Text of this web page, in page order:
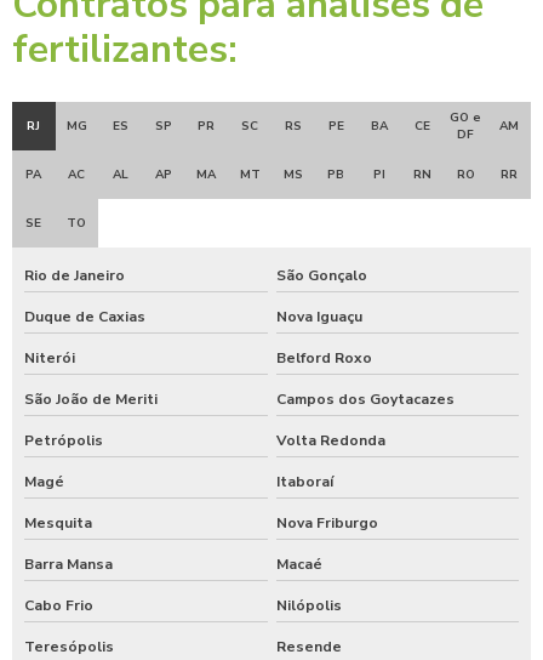
fertilizantes:
RJ MG ES SP PR SC RS PE BA CE
GO e
DF
AM
PA AC AL AP MA MT MS PB PI RN RO RR
SE TO
Rio de Janeiro São Gonçalo
Duque de Caxias Nova Iguaçu
Niterói Belford Roxo
São João de Meriti Campos dos Goytacazes
Petrópolis Volta Redonda
Magé Itaboraí
Mesquita Nova Friburgo
Barra Mansa Macaé
Cabo Frio Nilópolis
Teresópolis
Resende